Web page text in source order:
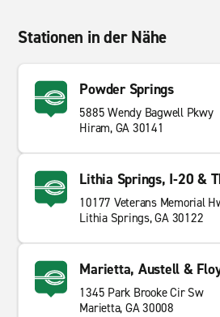
Stationen in der Nähe
Powder Springs
5885 Wendy Bagwell Pkwy
Hiram, GA 30141
Lithia Springs, I-20 &
10177 Veterans Memorial
Lithia Springs, GA 30122
Marietta, Austell &
1345 Park Brooke Cir Sw
Marietta, GA 30008